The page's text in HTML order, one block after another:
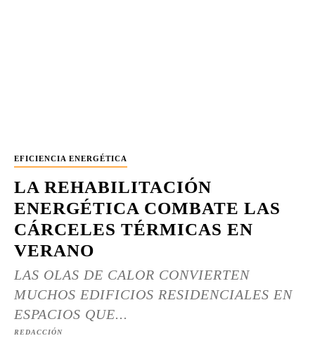
EFICIENCIA ENERGÉTICA
LA REHABILITACIÓN
ENERGÉTICA COMBATE LAS
CÁRCELES TÉRMICAS EN
VERANO
LAS OLAS DE CALOR CONVIERTEN
MUCHOS EDIFICIOS RESIDENCIALES EN
ESPACIOS QUE...
REDACCIÓN